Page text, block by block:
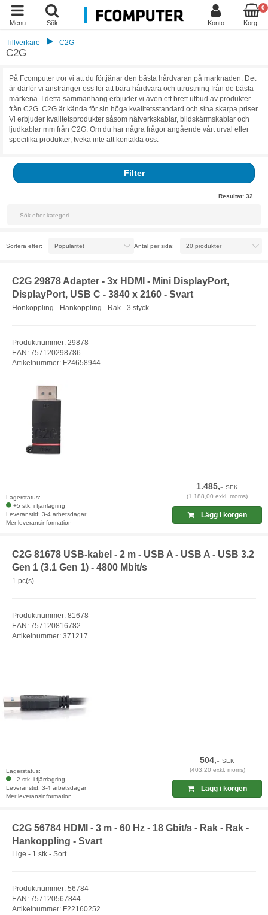
Menu Sök Konto
0
Korg
Tillverkare C2G
C2G
På Fcomputer tror vi att du förtjänar den bästa hårdvaran på marknaden. Det
är därför vi anstränger oss för att bära hårdvara och utrustning från de bästa
märkena. I detta sammanhang erbjuder vi även ett brett utbud av produkter
från C2G. C2G är kända för sin höga kvalitetsstandard och sina skarpa priser.
Vi erbjuder kvalitetsprodukter såsom nätverkskablar, bildskärmskablar och
ljudkablar mm från C2G. Om du har några frågor angående vårt urval eller
specifika produkter, tveka inte att kontakta oss.
Filter
Resultat: 32
Sortera efter: Antal per sida:
C2G 29878 Adapter - 3x HDMI - Mini DisplayPort,
DisplayPort, USB C - 3840 x 2160 - Svart
Honkoppling - Hankoppling - Rak - 3 styck
Produktnummer: 29878
EAN: 757120298786
Artikelnummer: F24658944
Lagerstatus:
+5 stk. i fjärrlagring
Leveranstid: 3-4 arbetsdagar
Mer leveransinformation
1.485,-SEK
(1.188,00 exkl. moms)
Lägg i korgen
C2G 81678 USB-kabel - 2 m - USB A - USB A - USB 3.2
Gen 1 (3.1 Gen 1) - 4800 Mbit/s
1 pc(s)
Produktnummer: 81678
EAN: 757120816782
Artikelnummer: 371217
Lagerstatus:
2 stk. i fjärrlagring
Leveranstid: 3-4 arbetsdagar
Mer leveransinformation
504,-SEK
(403,20 exkl. moms)
Lägg i korgen
C2G 56784 HDMI - 3 m - 60 Hz - 18 Gbit/s - Rak - Rak -
Hankoppling - Svart
Lige - 1 stk - Sort
Produktnummer: 56784
EAN: 757120567844
Artikelnummer: F22160252